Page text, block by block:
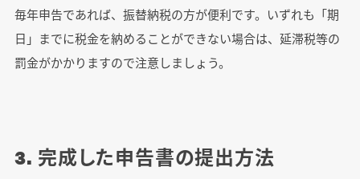
毎年申告であれば、振替納税の方が便利です。いずれも「期
日」までに税金を納めることができない場合は、延滞税等の
罰金がかかりますので注意しましょう。
3. 完成した申告書の提出方法